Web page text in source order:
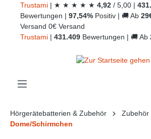
Trustami | ★ ★ ★ ★ ★ 4,92 / 5,00 |
Bewertungen | 97,54% Positiv | 🚚 Ab
Versand 0€ Versand
Trustami | 431.409 Bewertungen | 🚚 Ab
Hörgerätebatterien & Zubehör
Zubehör
Dome/Schirmchen